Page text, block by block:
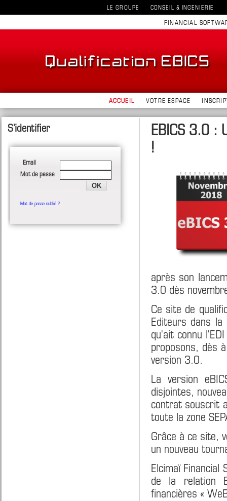
LE GROUPE CONSEIL & INGENIERIE
FINANCIAL
ACCUEIL VOTRE ESPACE
EBICS 3.0 :
!
après son
3.0 dès
Ce site de
Editeurs dans
qu'ait connu
proposons, dès
version 3.0.
La version
disjointes,
contrat souscrit
toute la zone
Grâce à ce site,
un nouveau
Elcimaï Financial
de la relation
financières «